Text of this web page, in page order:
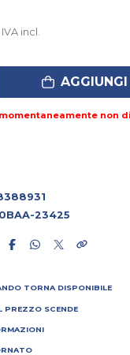
IVA incl.
non
23425
TORNA DISPONIBILE
PREZZO SCENDE